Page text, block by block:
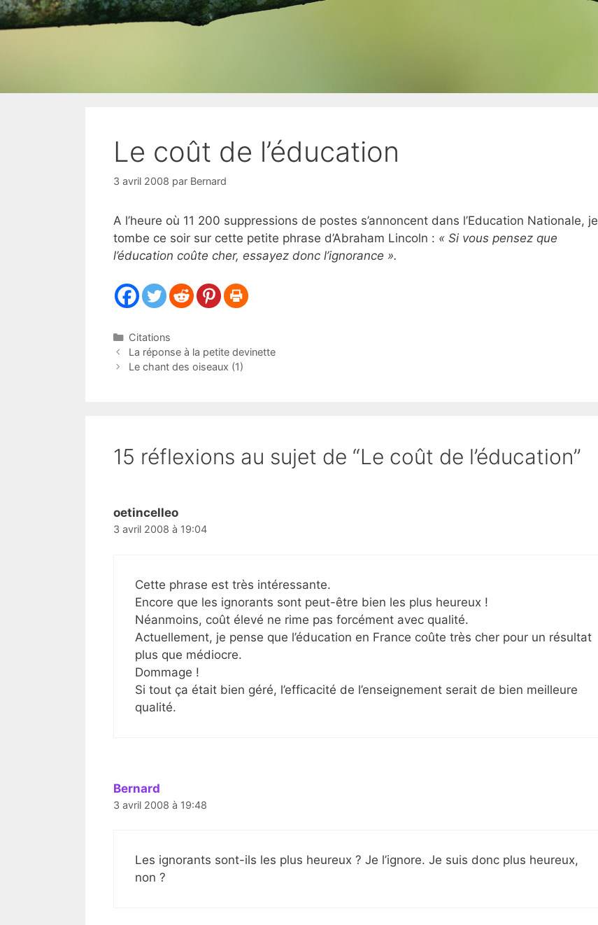
Le coût de l’éducation
3 avril 2008 par Bernard
A l’heure où 11 200 suppressions de postes s’annoncent dans l’Education Nationale, je
tombe ce soir sur cette petite phrase d’Abraham Lincoln : « Si vous pensez que
l’éducation coûte cher, essayez donc l’ignorance ».
Catégories
Citations
La réponse à la petite devinette
Le chant des oiseaux (1)
15 réflexions au sujet de “Le coût de l’éducation”
oetincelleo
3 avril 2008 à 19:04
Cette phrase est très intéressante.
Encore que les ignorants sont peut-être bien les plus heureux !
Néanmoins, coût élevé ne rime pas forcément avec qualité.
Actuellement, je pense que l’éducation en France coûte très cher pour un résultat
plus que médiocre.
Dommage !
Si tout ça était bien géré, l’efficacité de l’enseignement serait de bien meilleure
qualité.
Bernard
3 avril 2008 à 19:48
Les ignorants sont-ils les plus heureux ? Je l’ignore. Je suis donc plus heureux,
non ?